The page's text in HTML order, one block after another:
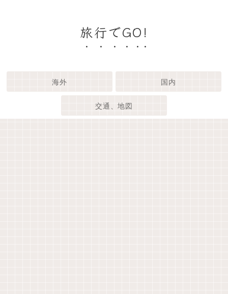
旅行でGO!
海外 国内
交通、地図